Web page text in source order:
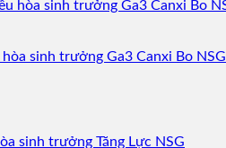
sinh trưởng Ga3 Canxi Bo NSG